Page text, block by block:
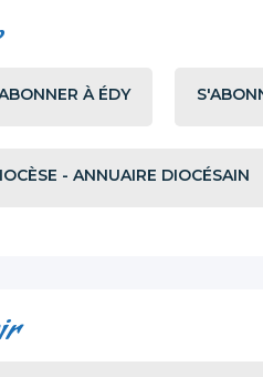
À ÉDY
- ANNUAIRE DIOCÉSAIN